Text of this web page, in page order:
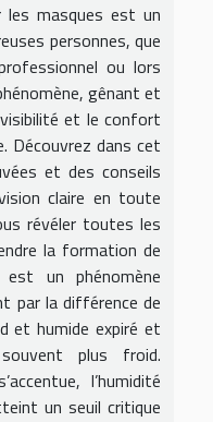
masques est un
personnes, que
ou lors
gênant et
et le confort
Découvrez dans cet
et des conseils
claire en toute
révéler toutes les
la formation de
un phénomène
par la différence de
et humide expiré et
souvent plus froid.
l’humidité
un seuil critique